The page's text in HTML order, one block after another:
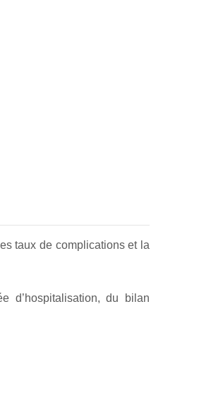
taux de complications et la
d’hospitalisation, du bilan